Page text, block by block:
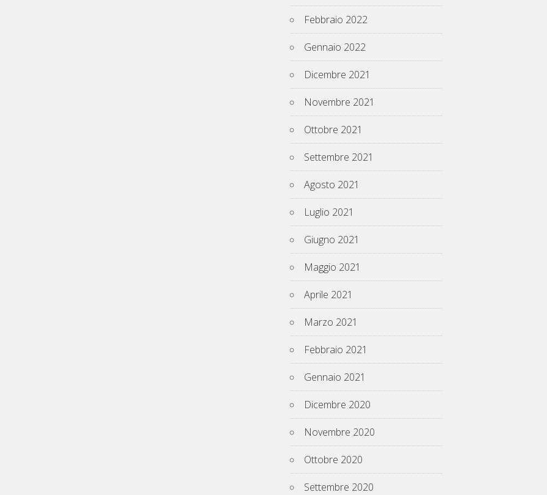
Febbraio 2022
Gennaio 2022
Dicembre 2021
Novembre 2021
Ottobre 2021
Settembre 2021
Agosto 2021
Luglio 2021
Giugno 2021
Maggio 2021
Aprile 2021
Marzo 2021
Febbraio 2021
Gennaio 2021
Dicembre 2020
Novembre 2020
Ottobre 2020
Settembre 2020